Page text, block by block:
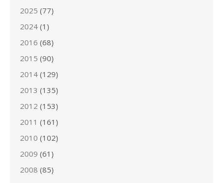
2025 (77)
2024 (1)
2016 (68)
2015 (90)
2014 (129)
2013 (135)
2012 (153)
2011 (161)
2010 (102)
2009 (61)
2008 (85)